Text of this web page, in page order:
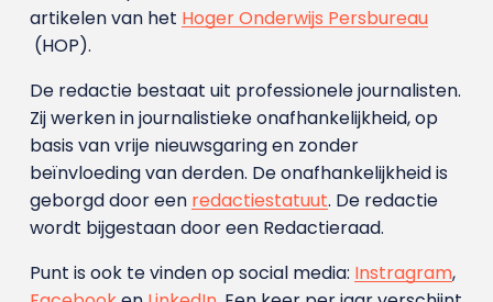
artikelen van het Hoger Onderwijs Persbureau
(HOP).
De redactie bestaat uit professionele journalisten.
Zij werken in journalistieke onafhankelijkheid, op
basis van vrije nieuwsgaring en zonder
beïnvloeding van derden. De onafhankelijkheid is
geborgd door een redactiestatuut. De redactie
wordt bijgestaan door een Redactieraad.
Punt is ook te vinden op social media: Instragram,